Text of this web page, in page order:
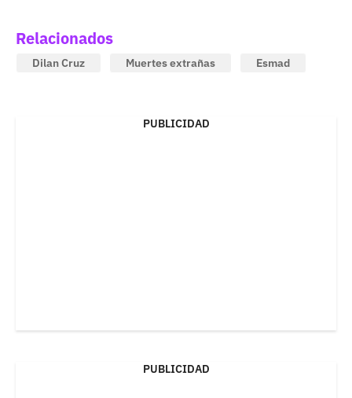
Relacionados
Dilan Cruz Muertes extrañas Esmad
PUBLICIDAD
PUBLICIDAD